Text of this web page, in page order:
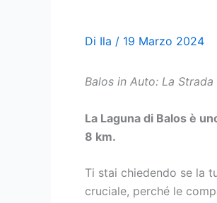
Di Ila / 19 Marzo 2024
Balos in Auto: La
La Laguna di Balos è
8 km.
Ti stai chiedendo se la
cruciale, perché le